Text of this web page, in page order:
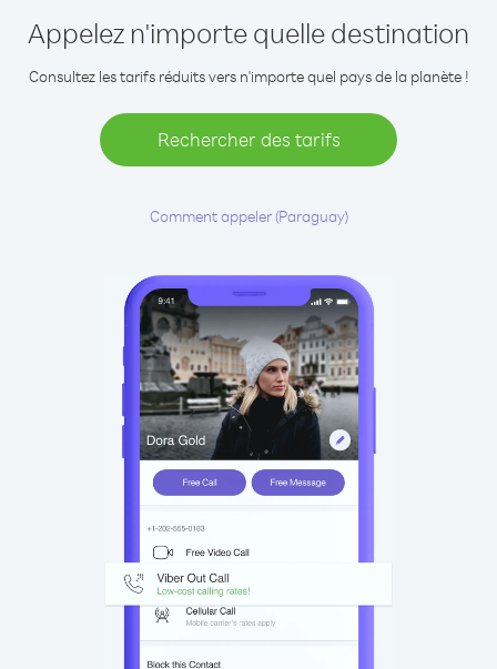
Appelez n'importe quelle destination
Consultez les tarifs réduits vers n'importe quel pays de la planète !
Rechercher des tarifs
Comment appeler (Paraguay)